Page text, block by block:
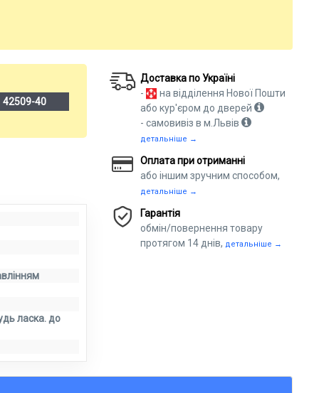
42509-40
ласка. до
Доставка по Україні
-
на відділення Нової Пошти
або кур'єром до дверей
- самовивіз в м.Львів
детальніше →
Оплата при отриманні
або іншим зручним способом,
детальніше →
Гарантія
обмін/повернення товару
протягом 14 днів, детальніше →